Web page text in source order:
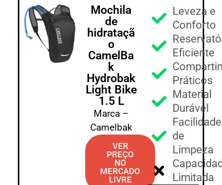
Mochila
de
hidrataçã
o
CamelBa
k
Hydrobak
Light Bike
1.5 L
Marca –
Camelbak
VER
PREÇO
NO
MERCADO
LIVRE
Leveza e
Conforto
Eficiente
Práticos
Material
Durável
Facilidade
de
Limpeza
Limitada